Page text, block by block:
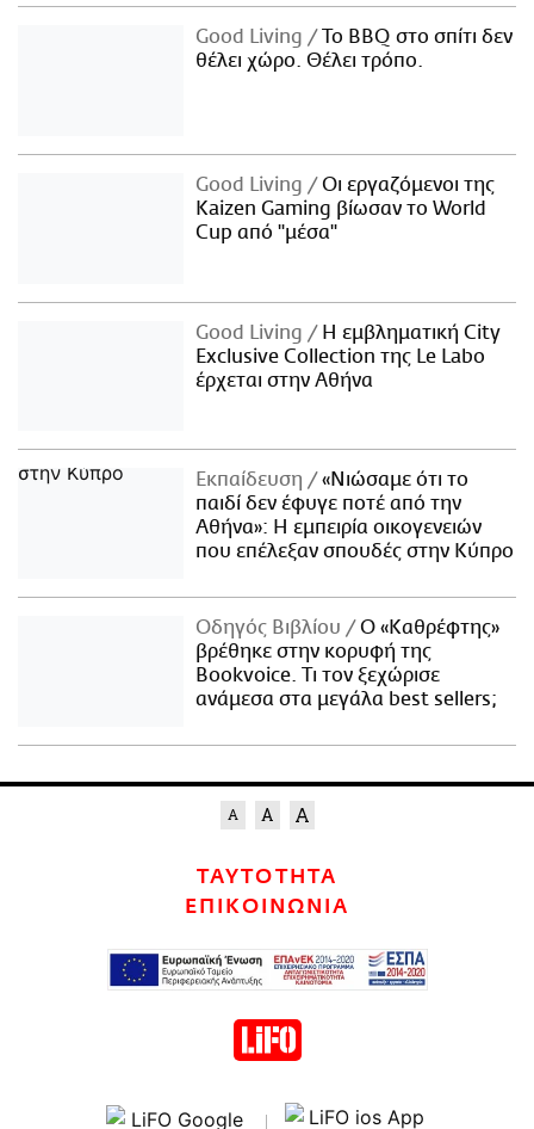
Good Living
Το BBQ στο σπίτι δεν
θέλει χώρο. Θέλει τρόπο.
Good Living
Οι εργαζόμενοι της
Kaizen Gaming βίωσαν το World
Cup από "μέσα"
Good Living
Η εμβληματική City
Exclusive Collection της Le Labo
έρχεται στην Αθήνα
Εκπαίδευση
«Νιώσαμε ότι το
παιδί δεν έφυγε ποτέ από την
Αθήνα»: Η εμπειρία οικογενειών
που επέλεξαν σπουδές στην Κύπρο
Οδηγός Βιβλίου
Ο «Καθρέφτης»
βρέθηκε στην κορυφή της
Bookvoice. Τι τον ξεχώρισε
ανάμεσα στα μεγάλα best sellers;
ΤΑΥΤΟΤΗΤΑ
ΕΠΙΚΟΙΝΩΝΙΑ